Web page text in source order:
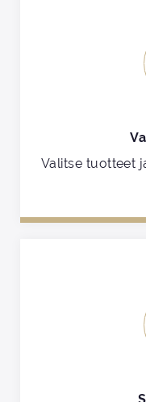
Valitse tuotteet